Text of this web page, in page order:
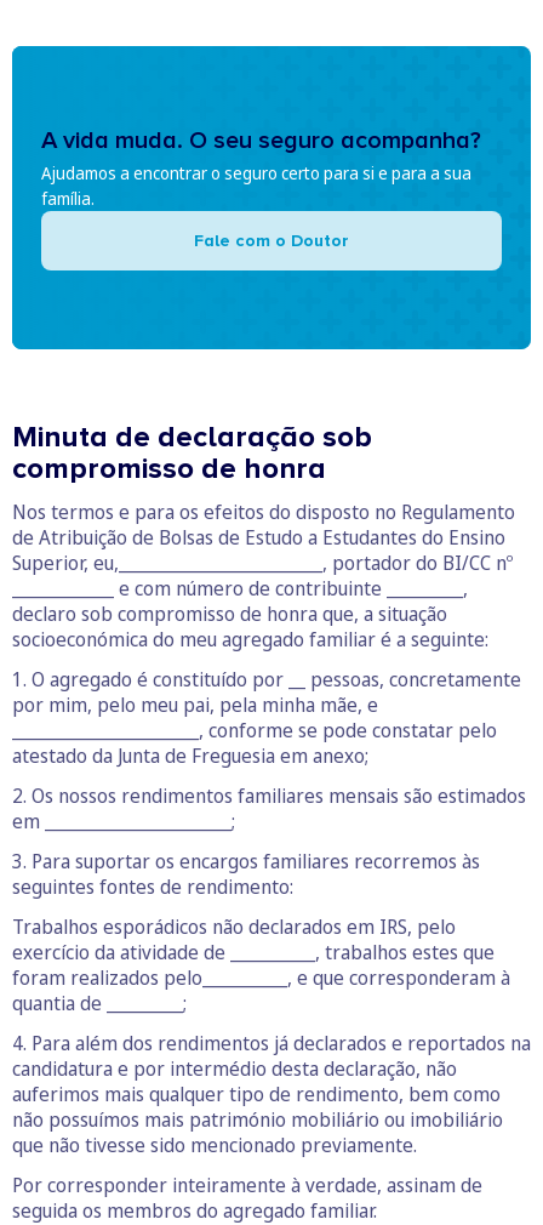
A vida muda. O seu seguro acompanha?
Ajudamos a encontrar o seguro certo para si e para a sua
família.
Fale com o Doutor
Minuta de declaração sob
compromisso de honra
Nos termos e para os efeitos do disposto no Regulamento
de Atribuição de Bolsas de Estudo a Estudantes do Ensino
Superior, eu,________________________, portador do BI/CC nº
____________ e com número de contribuinte _________,
declaro sob compromisso de honra que, a situação
socioeconómica do meu agregado familiar é a seguinte:
1. O agregado é constituído por __ pessoas, concretamente
por mim, pelo meu pai, pela minha mãe, e
______________________, conforme se pode constatar pelo
atestado da Junta de Freguesia em anexo;
2. Os nossos rendimentos familiares mensais são estimados
em ______________________;
3. Para suportar os encargos familiares recorremos às
seguintes fontes de rendimento:
Trabalhos esporádicos não declarados em IRS, pelo
exercício da atividade de __________, trabalhos estes que
foram realizados pelo__________, e que corresponderam à
quantia de _________;
4. Para além dos rendimentos já declarados e reportados na
candidatura e por intermédio desta declaração, não
auferimos mais qualquer tipo de rendimento, bem como
não possuímos mais património mobiliário ou imobiliário
que não tivesse sido mencionado previamente.
Por corresponder inteiramente à verdade, assinam de
seguida os membros do agregado familiar.